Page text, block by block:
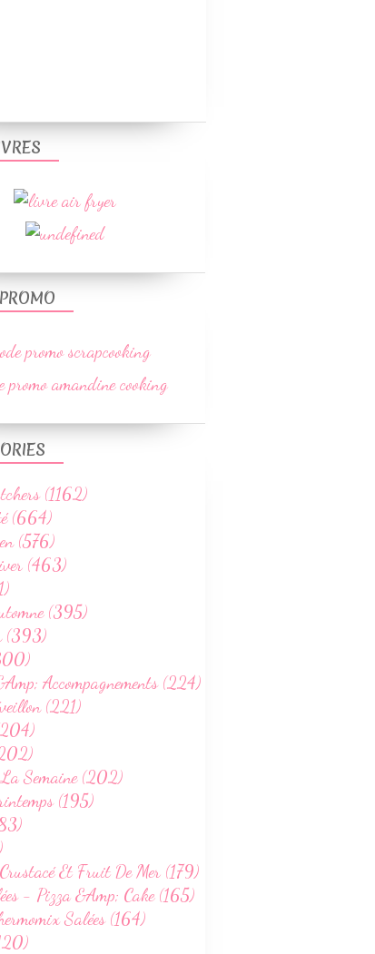
(1162)
(664)
(576)
(463)
(395)
(393)
Accompagnements (224)
(221)
Semaine (202)
(195)
Et Fruit De Mer (179)
- Pizza &Amp; Cake (165)
Salées (164)